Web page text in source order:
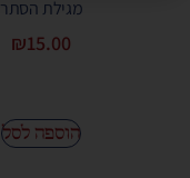
מגילת הסתר
₪15.00
הוספה לסל